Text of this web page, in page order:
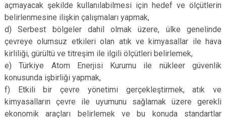
açmayacak şekilde kullanılabilmesi için hedef ve ölçütlerin
belirlenmesine ilişkin çalışmaları yapmak,
d) Serbest bölgeler dahil olmak üzere, ülke genelinde
çevreye olumsuz etkileri olan atık ve kimyasallar ile hava
kirliliği, gürültü ve titreşim ile ilgili ölçütleri belirlemek,
e) Türkiye Atom Enerjisi Kurumu ile nükleer güvenlik
konusunda işbirliği yapmak,
f) Etkili bir çevre yönetimi gerçekleştirmek, atık ve
kimyasalların çevre ile uyumunu sağlamak üzere gerekli
ekonomik araçları belirlemek ve bu konuda standartlar